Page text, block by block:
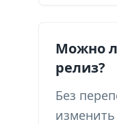
Можно
релиз?
Без